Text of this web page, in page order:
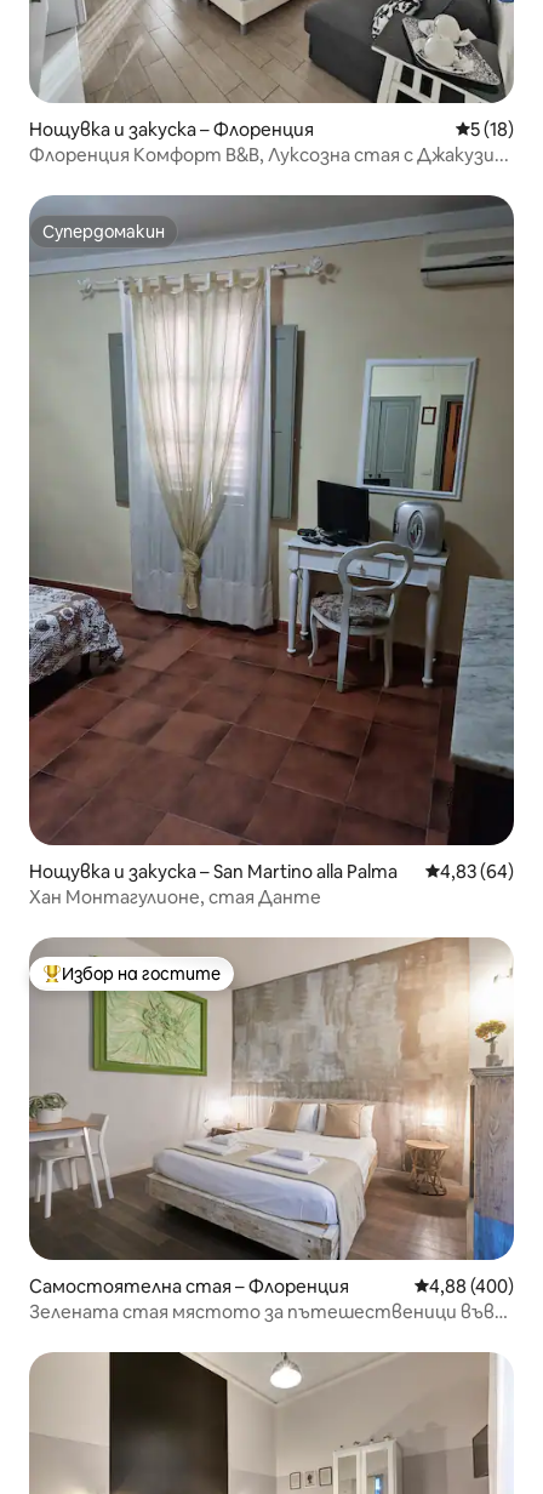
Нощувка и закуска – Флоренция Средна
5 (18)
Флоренция Комфорт B&B, Луксозна стая с Джакузи...
Супердомакин
Супердомакин
Нощувка и закуска – San Martino alla Palma Средна
4,83 (64)
Хан Монтагулионе, стая Данте
Най-популярен избор на гостите
Избор на гостите
Самостоятелна стая – Флоренция Средна
4,88 (400)
Зелената стая мястото за пътешественици във